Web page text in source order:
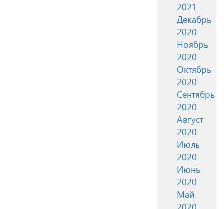
2021
Декабрь
2020
Ноябрь
2020
Октябрь
2020
Сентябрь
2020
Август
2020
Июль
2020
Июнь
2020
Май